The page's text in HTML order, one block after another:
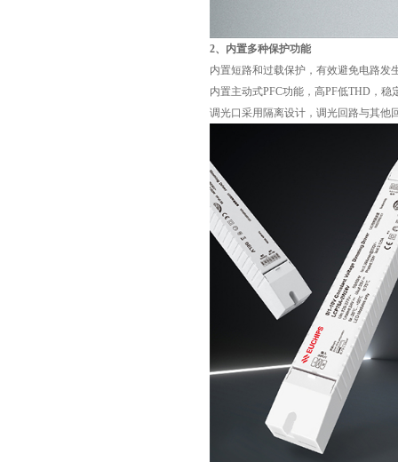
2、内置多种保护功能
内置短路和过载保护，有效避免电路发
内置主动式PFC功能，高PF低THD，
调光口采用隔离设计，调光回路与其他